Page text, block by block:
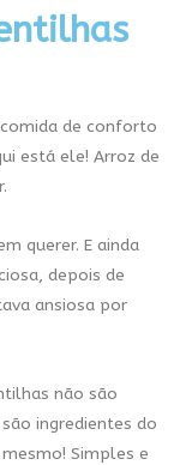
de conforto
está ele! Arroz de
querer. E ainda
depois de
ansiosa por
não são
ingredientes do
Simples e